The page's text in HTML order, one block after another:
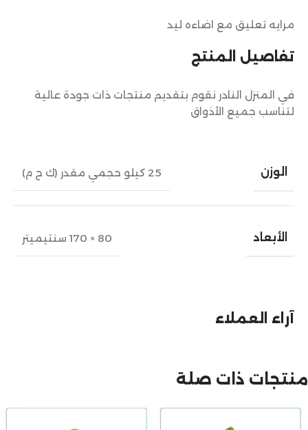
تفاصيل المنتج
في المنزل النادر نقوم بتقديم منتجات ذات جودة عالية
لتناسب جميع الأذواق
الوزن 25 كيلو حجمي مقدر (ك ح م)
الأبعاد 80 × 170 سنتيميتر
مرايه تعليق مع اضاءه ليد
آراء العملاء
منتجات ذات صلة